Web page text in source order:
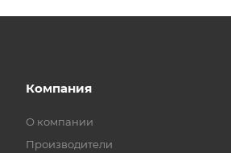
Компания
О компании
Производители